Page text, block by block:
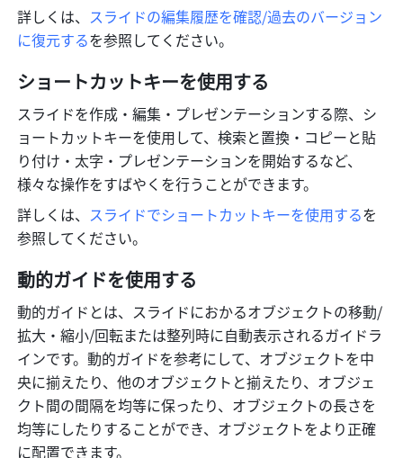
詳しくは、 スライドの編集履歴を確認/過去のバージョン
に復元するを参照してください。
ショートカットキーを使用する
スライドを作成・編集・プレゼンテーションする際、シ
ョートカットキーを使用して、検索と置換・コピーと貼
り付け・太字・プレゼンテーションを開始するなど、
様々な操作をすばやくを行うことができます。
詳しくは、 スライドでショートカットキーを使用するを
参照してください。
動的ガイドを使用する
動的ガイドとは、スライドにおかるオブジェクトの移動/
拡大・縮小/回転または整列時に自動表示されるガイドラ
インです。動的ガイドを参考にして、オブジェクトを中
央に揃えたり、他のオブジェクトと揃えたり、オブジェ
クト間の間隔を均等に保ったり、オブジェクトの長さを
均等にしたりすることができ、オブジェクトをより正確
に配置できます。